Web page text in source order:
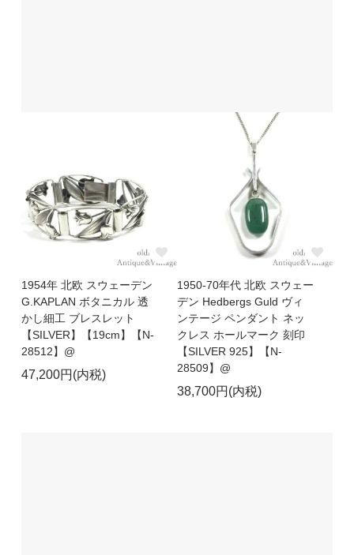
1954年 北欧 スウェーデン
G.KAPLAN ボタニカル 透
かし細工 ブレスレット
【SILVER】【19cm】【N-
28512】@
47,200円(内税)
1950-70年代 北欧 スウェー
デン Hedbergs Guld ヴィ
ンテージ ペンダント ネッ
クレス ホールマーク 刻印
【SILVER 925】【N-
28509】@
38,700円(内税)